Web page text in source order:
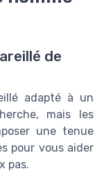
de
adapté à un
mais les
une tenue
pour vous aider
pas.